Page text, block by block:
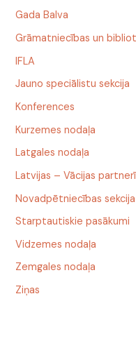
Gada Balva
Grāmatniecības un
IFLA
Jauno speciālistu sekcija
Konferences
Kurzemes nodaļa
Latgales nodaļa
Latvijas – Vācijas
Novadpētniecības sekcija
Starptautiskie pasākumi
Vidzemes nodaļa
Zemgales nodaļa
Ziņas